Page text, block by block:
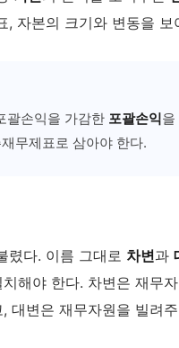
, 자본의 크기와 변동을
손익을 가감한 포괄손익
무제표로 삼아야 한다.
렸다. 이름 그대로 차변과
해야 한다. 차변은 재무
대변은 재무자원을 빌려